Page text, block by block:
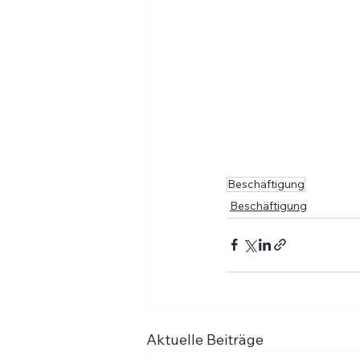
Beschäftigung
Beschäftigung
Aktuelle Beiträge